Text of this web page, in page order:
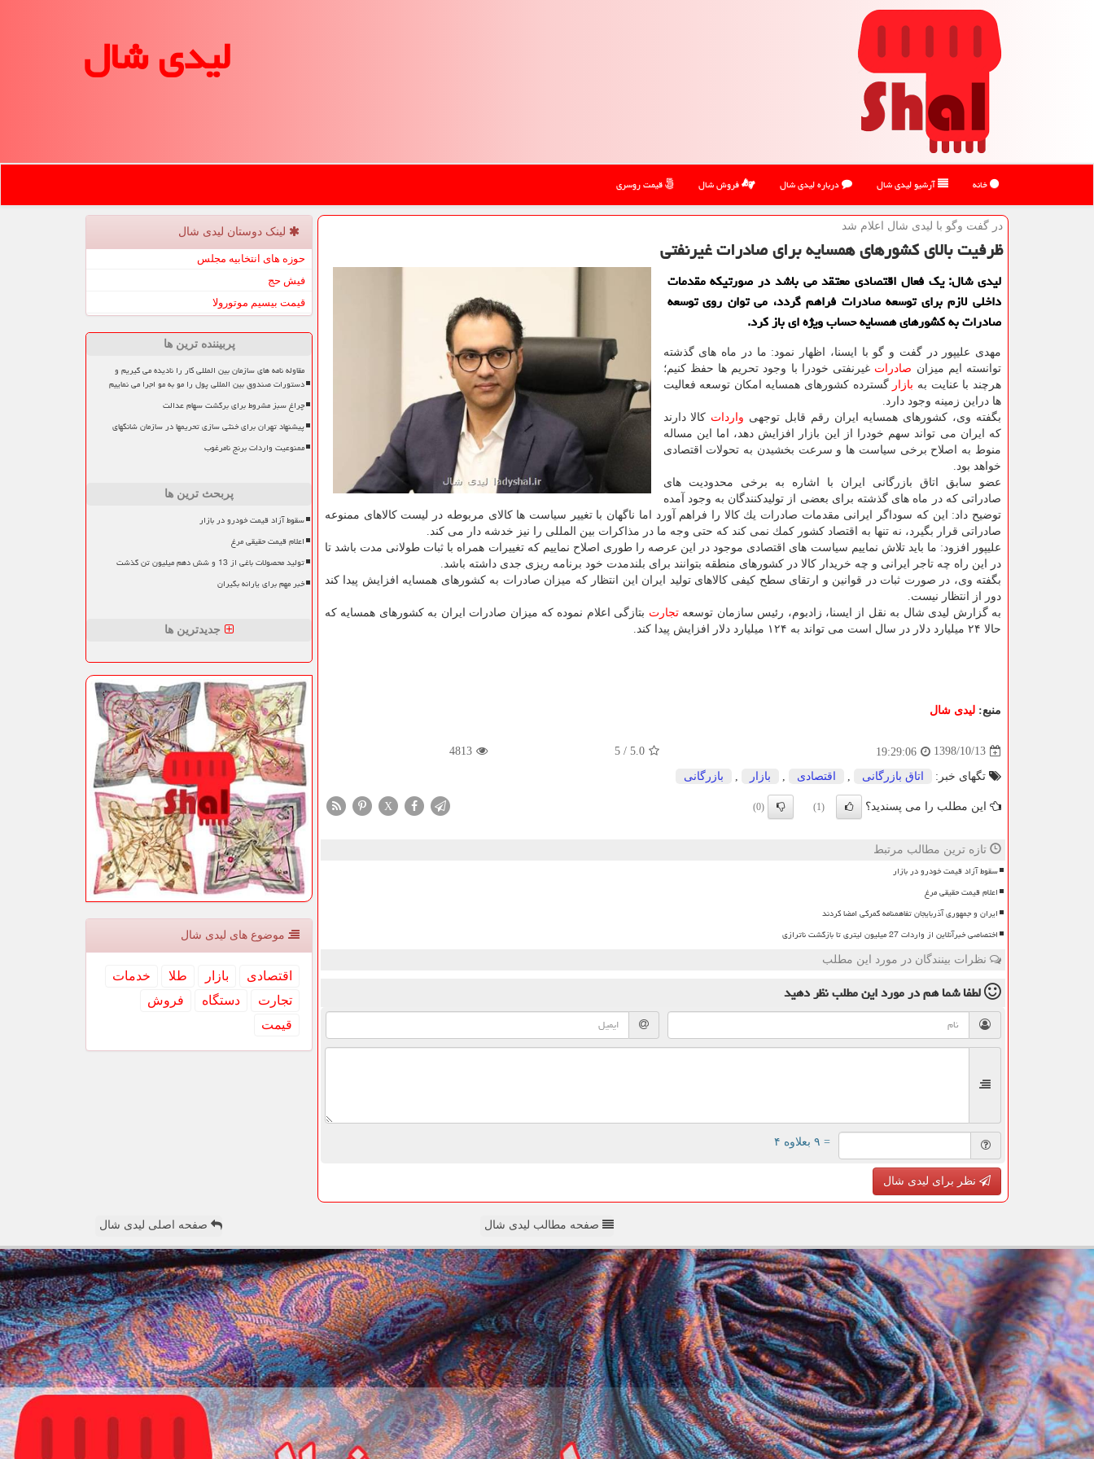
لیدی شال
خانه آرشیو لیدی شال درباره لیدی شال فروش شال قیمت روسری
در گفت وگو با لیدی شال اعلام شد
ظرفیت بالای كشورهای همسایه برای صادرات غیرنفتی
لیدی شال: یك فعال اقتصادی معتقد می باشد در صورتیكه مقدمات
داخلی لازم برای توسعه صادرات فراهم گردد، می توان روی توسعه
صادرات به كشورهای همسایه حساب ویژه ای باز كرد.
مهدی علیپور در گفت و گو با ایسنا، اظهار نمود: ما در ماه های گذشته
توانسته ایم میزان صادرات غیرنفتی خودرا با وجود تحریم ها حفظ كنیم؛
هرچند با عنایت به بازار گسترده كشورهای همسایه امكان توسعه فعالیت
ها دراین زمینه وجود دارد.
بگفته وی، كشورهای همسایه ایران رقم قابل توجهی واردات كالا دارند
كه ایران می تواند سهم خودرا از این بازار افزایش دهد، اما این مساله
منوط به اصلاح برخی سیاست ها و سرعت بخشیدن به تحولات اقتصادی
خواهد بود.
عضو سابق اتاق بازرگانی ایران با اشاره به برخی محدودیت های
صادراتی كه در ماه های گذشته برای بعضی از تولیدكنندگان به وجود آمده
توضیح داد: این كه سوداگر ایرانی مقدمات صادرات یك كالا را فراهم آورد اما ناگهان با تغییر سیاست ها كالای مربوطه در لیست كالاهای ممنوعه
صادراتی قرار بگیرد، نه تنها به اقتصاد كشور كمك نمی كند كه حتی وجه ما در مذاكرات بین المللی را نیز خدشه دار می كند.
علیپور افزود: ما باید تلاش نماییم سیاست های اقتصادی موجود در این عرصه را طوری اصلاح نماییم كه تغییرات همراه با ثبات طولانی مدت باشد تا
در این راه چه تاجر ایرانی و چه خریدار كالا در كشورهای منطقه بتوانند برای بلندمدت خود برنامه ریزی جدی داشته باشد.
بگفته وی، در صورت ثبات در قوانین و ارتقای سطح كیفی كالاهای تولید ایران این انتظار كه میزان صادرات به كشورهای همسایه افزایش پیدا كند
دور از انتظار نیست.
به گزارش لیدی شال به نقل از ایسنا، زادبوم، رئیس سازمان توسعهتجارت بتازگی اعلام نموده كه میزان صادرات ایران به كشورهای همسایه كه
حالا ۲۴ میلیارد دلار در سال است می تواند به ۱۲۴ میلیارد دلار افزایش پیدا كند.
منبع: لیدی شال
1398/10/13
19:29:06
5.0
/
5
4813
تگهای خبر: اتاق بازرگانی اقتصادی بازار بازرگانی
این مطلب را می پسندید؟ (1)
(0)
X
تازه ترین مطالب مرتبط
سقوط آزاد قیمت خودرو در بازار
اعلام قیمت حقیقی مرغ
ایران و جمهوری آذربایجان تفاهمنامه گمرکی امضا کردند
اختصاصی خبرآنلاین از واردات 27 میلیون لیتری تا بازگشت ناترازی
نظرات بینندگان در مورد این مطلب
لطفا شما همدر مورد این مطلبنظر دهید
= ۹ بعلاوه ۴
نظر برای لیدی شال
لینک دوستان لیدی شال
حوزه های انتخابیه مجلس
فیش حج
قیمت بیسیم موتورولا
پربیننده ترین ها
مقاوله نامه های سازمان بین المللی کار را نادیده می گیریم و
دستورات صندوق بین المللی پول را مو به مو اجرا می نماییم
چراغ سبز مشروط برای برگشت سهام عدالت
پیشنهاد تهران برای خنثی سازی تحریمها در سازمان شانگهای
ممنوعیت واردات برنج نامرغوب
پربحث ترین ها
سقوط آزاد قیمت خودرو در بازار
اعلام قیمت حقیقی مرغ
تولید محصولات باغی از 13 و شش دهم میلیون تن گذشت
خبر مهم برای یارانه بگیران
جدیدترین ها
موضوع های لیدی شال
اقتصادی بازار طلا
خدمات
تجارت
دستگاه
فروش
قیمت
صفحه مطالب لیدی شال صفحه اصلی لیدی شال